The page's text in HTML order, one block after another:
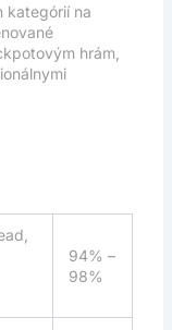
kategórií na
hrám,
94% –
98%